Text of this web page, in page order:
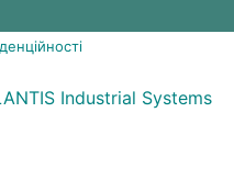
Industrial Systems